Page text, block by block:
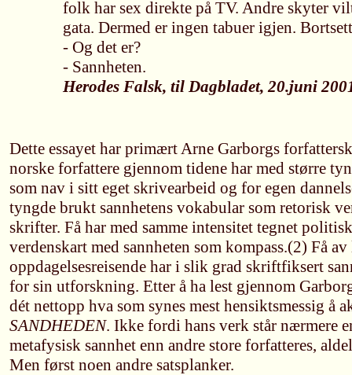
folk har sex direkte på TV. Andre skyter
gata. Dermed er ingen tabuer igjen.
- Og det er?
- Sannheten.
Herodes Falsk, til Dagbladet, 20.juni
Dette essayet har primært Arne Garborgs
norske forfattere gjennom tidene har med større
som nav i sitt eget skrivearbeid og for egen
tyngde brukt sannhetens vokabular som retorisk
skrifter. Få har med samme intensitet tegnet
verdenskart med sannheten som kompass.(2) Få
oppdagelsesreisende har i slik grad skriftfiksert
for sin utforskning. Etter å ha lest gjennom
dét nettopp hva som synes mest hensiktsmessig å
SANDHEDEN. Ikke fordi hans verk står nærmere
metafysisk sannhet enn andre store forfatteres,
Men først noen andre satsplanker.